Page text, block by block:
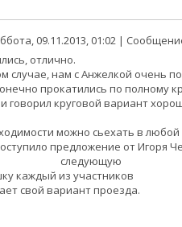
09.11.2013, 01:02 |
отлично.
случае, нам с Анжелкой очень
прокатились по полному
говорил круговой вариант
можно сьехать в
предложение от Игоря
следующую
каждый из участников
свой вариант проезда.